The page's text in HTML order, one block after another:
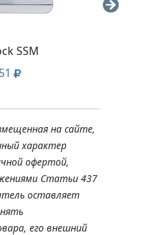
SSM
на сайте,
характер
офертой,
Статьи 437
оставляет
его внешний